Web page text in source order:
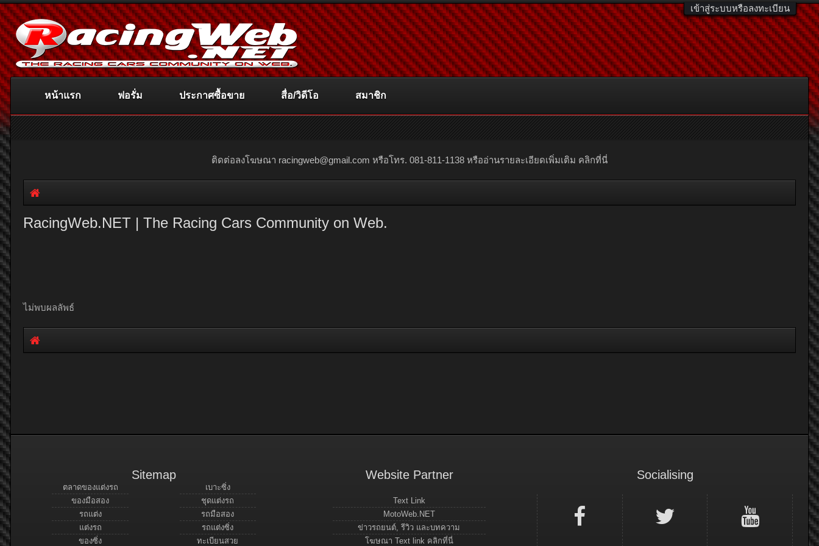
เข้าสู่ระบบหรือลงทะเบียน
ติดต่อลงโฆษณา racingweb@gmail.com หรือโทร. 081-811-1138 หรืออ่านรายละเอียดเพิ่มเติม คลิกที่นี่
RacingWeb.NET | The Racing Cars Community on Web.
ไม่พบผลลัพธ์
หน้าแรก ฟอรั่ม ประกาศซื้อขาย สื่อ/วิดีโอ สมาชิก
Sitemap
ตลาดของแต่งรถ
ของมือสอง
รถแต่ง
แต่งรถ
ของซิ่ง
เบาะซิ่ง
ชุดแต่งรถ
รถมือสอง
รถแต่งซิ่ง
ทะเบียนสวย
Website Partner
Text Link
MotoWeb.NET
ข่าวรถยนต์, รีวิว และบทความ
โฆษณา Text link คลิกที่นี่
Socialising